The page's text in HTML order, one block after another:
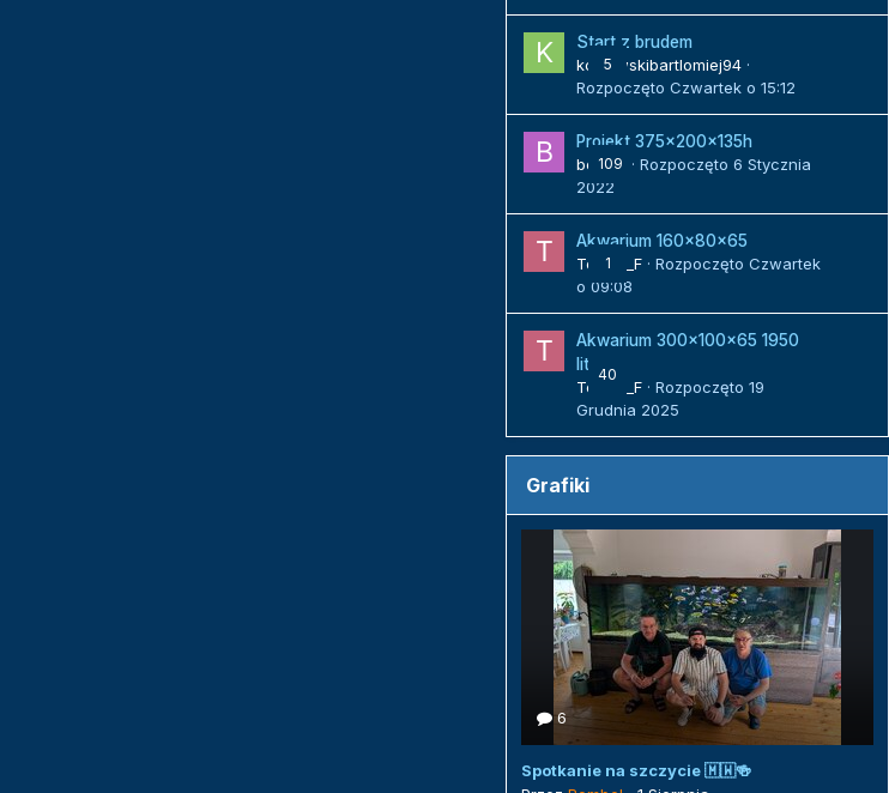
5
Start z brudem
kozlowskibartlomiej94 ·
Rozpoczęto Czwartek o 15:12
109
Projekt 375x200x135h
bojack · Rozpoczęto 6 Stycznia
2022
1
Akwarium 160x80x65
Tomek_F · Rozpoczęto Czwartek
o 09:08
40
Akwarium 300x100x65 1950
litrów
Tomek_F · Rozpoczęto 19
Grudnia 2025
Grafiki
6
Spotkanie na szczycie 🇲🇼🍻